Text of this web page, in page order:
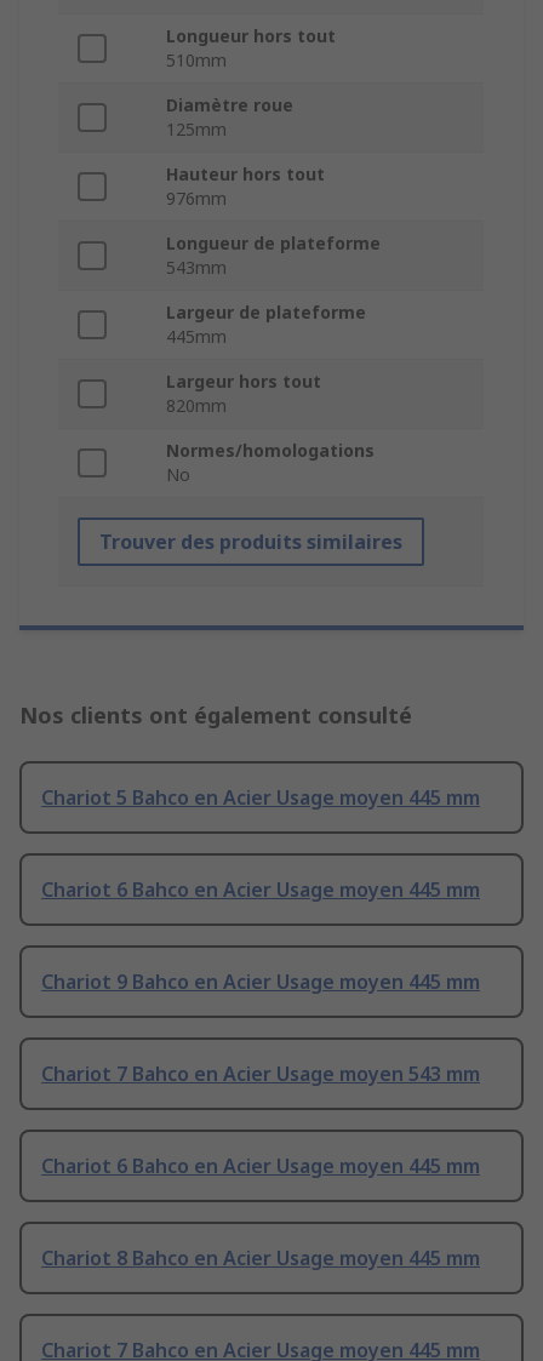
Longueur hors tout
510mm
Diamètre roue
125mm
Hauteur hors tout
976mm
Longueur de plateforme
543mm
Largeur de plateforme
445mm
Largeur hors tout
820mm
Normes/homologations
No
Trouver des produits similaires
Nos clients ont également consulté
Chariot 5 Bahco en Acier Usage moyen 445 mm
Chariot 6 Bahco en Acier Usage moyen 445 mm
Chariot 9 Bahco en Acier Usage moyen 445 mm
Chariot 7 Bahco en Acier Usage moyen 543 mm
Chariot 6 Bahco en Acier Usage moyen 445 mm
Chariot 8 Bahco en Acier Usage moyen 445 mm
Chariot 7 Bahco en Acier Usage moyen 445 mm